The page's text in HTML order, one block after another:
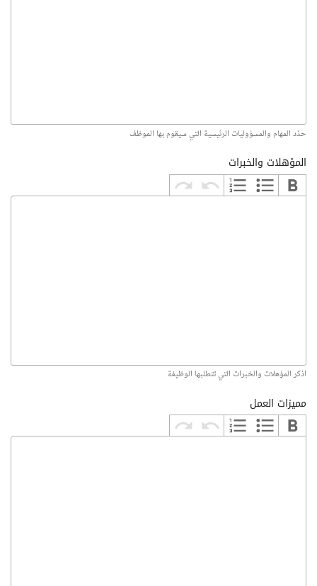
حدّد المهام والمسؤوليات الرئيسية التي سيقوم بها الموظف
المؤهلات والخبرات
اذكر المؤهلات والخبرات التي تتطلبها الوظيفة
مميزات العمل